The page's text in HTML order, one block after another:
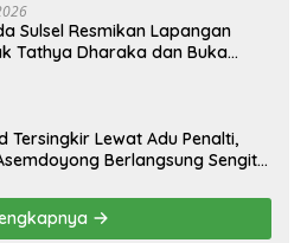
Sulsel Resmikan Lapangan
Tathya Dharaka dan Buka
Tersingkir Lewat Adu Penalti,
Berlangsung Sengit